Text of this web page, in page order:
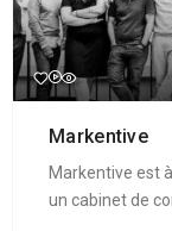
Markentive
Markentive est
un cabinet de